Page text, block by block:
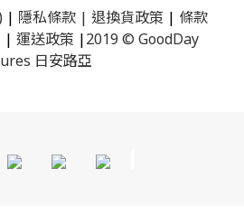
| 隱私條款 | 退換貨政策 | 條款
| 運送政策 |2019 © GoodDay
日安路亞